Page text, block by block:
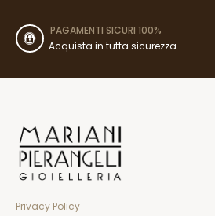
PAGAMENTI SICURI 100%
Acquista in tutta sicurezza
Privacy Policy